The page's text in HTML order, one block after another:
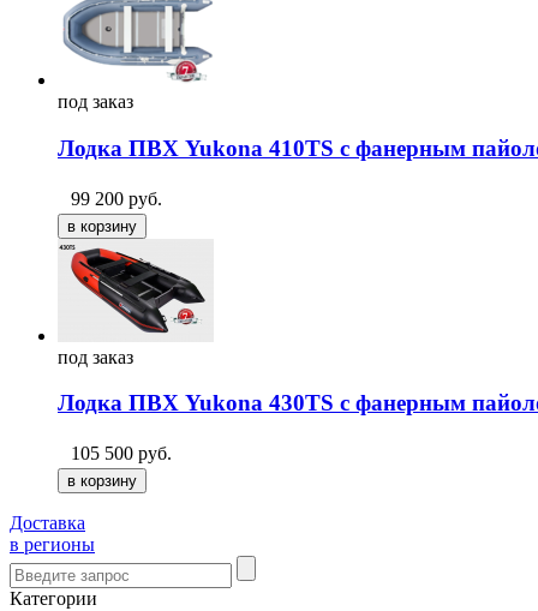
под заказ
Лодка ПВХ Yukona 410TS с фанерным
99 200 руб.
под заказ
Лодка ПВХ Yukona 430TS с фанерным
105 500 руб.
Доставка
в регионы
Категории